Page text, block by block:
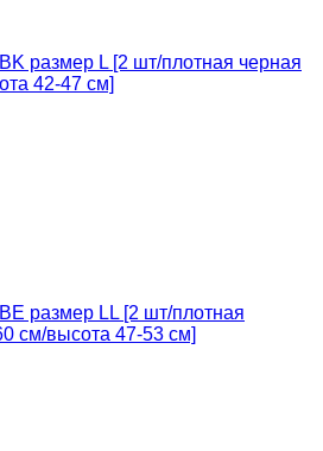
размер L [2 шт/плотная черная
42-47 см]
размер LL [2 шт/плотная
см/высота 47-53 см]